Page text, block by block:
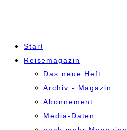
Start
Reisemagazin
Das neue Heft
Archiv - Magazin
Abonnement
Media-Daten